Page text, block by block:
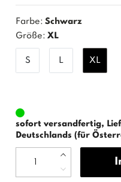
Farbe:Schwarz
Größe: XL
S L XL
sofort versandfertig,
Deutschlands (für